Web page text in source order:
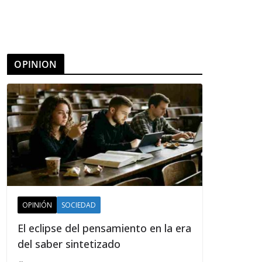
OPINION
OPINIÓN SOCIEDAD
El eclipse del pensamiento en la era
del saber sintetizado